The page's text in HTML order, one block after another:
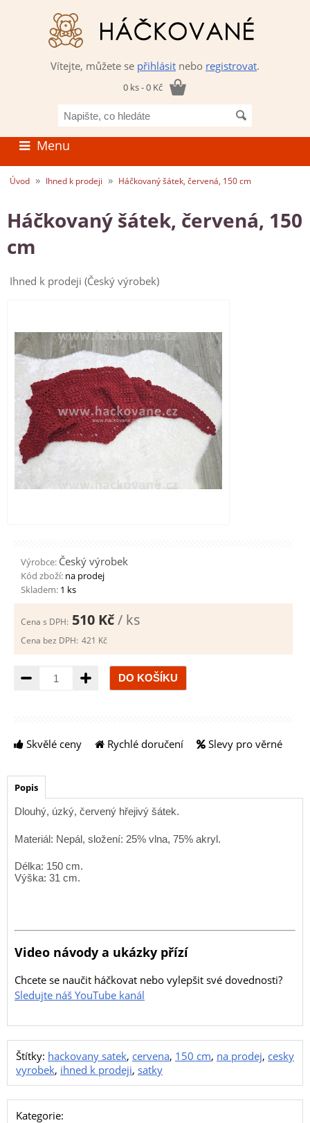
Vítejte, můžete se přihlásit nebo registrovat.
0 ks - 0 Kč
co
hledáte
Menu
Úvod » Ihned k prodeji » Háčkovaný šátek, červená, 150 cm
Háčkovaný šátek, červená, 150
cm
Ihned k prodeji (Český výrobek)
Výrobce: Český výrobek
Kód zboží: na prodej
Skladem: 1 ks
Cena s DPH: 510 Kč/ ks
Cena bez DPH: 421 Kč
Množství
Skvělé ceny Rychlé doručení Slevy pro věrné
Popis
Dlouhý, úzký, červený hřejivý šátek.
Materiál: Nepál, složení: 25% vlna, 75% akryl.
Délka: 150 cm.
Výška: 31 cm.
Video návody a ukázky přízí
Chcete se naučit háčkovat nebo vylepšit své dovednosti?
Sledujte náš YouTube kanál
Štítky: hackovany satek, cervena, 150 cm, na prodej, cesky
vyrobek, ihned k prodeji, satky
Kategorie: